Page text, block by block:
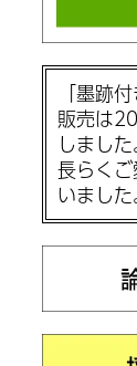
「墨跡
販売は
しました
長らく
いまし